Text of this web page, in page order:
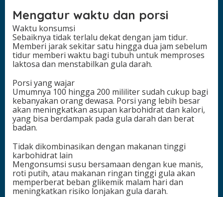
Mengatur waktu dan porsi
Waktu konsumsi
Sebaiknya tidak terlalu dekat dengan jam tidur.
Memberi jarak sekitar satu hingga dua jam sebelum
tidur memberi waktu bagi tubuh untuk memproses
laktosa dan menstabilkan gula darah.
Porsi yang wajar
Umumnya 100 hingga 200 mililiter sudah cukup bagi
kebanyakan orang dewasa. Porsi yang lebih besar
akan meningkatkan asupan karbohidrat dan kalori,
yang bisa berdampak pada gula darah dan berat
badan.
Tidak dikombinasikan dengan makanan tinggi
karbohidrat lain
Mengonsumsi susu bersamaan dengan kue manis,
roti putih, atau makanan ringan tinggi gula akan
memperberat beban glikemik malam hari dan
meningkatkan risiko lonjakan gula darah.